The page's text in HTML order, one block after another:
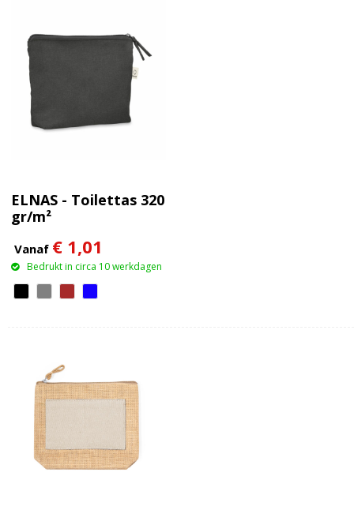
ELNAS - Toilettas 320
gr/m²
Vanaf € 1,01
Bedrukt in circa 10 werkdagen